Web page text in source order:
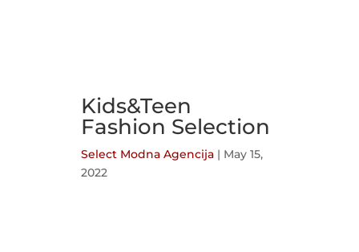
Kids&Teen
Fashion Selection
Select Modna Agencija | May 15,
2022